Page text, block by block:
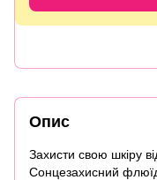
Опис
Захисти свою шкіру
Сонцезахисний